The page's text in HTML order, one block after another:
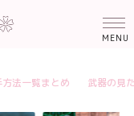
法一覧まとめ
武器の見